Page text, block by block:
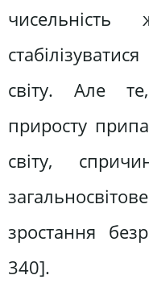
світу. Але
приросту
світу,
зростання
340].